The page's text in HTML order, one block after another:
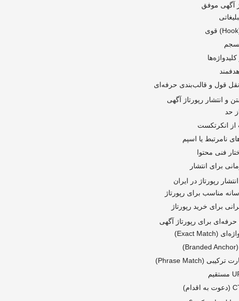
آگهی موفق
و انتشار رپورتاژ آگهی
رپورتاژ در ایران
مناسب برای رپورتاژ
برای خرید رپورتاژ
برای رپورتاژ آگهی